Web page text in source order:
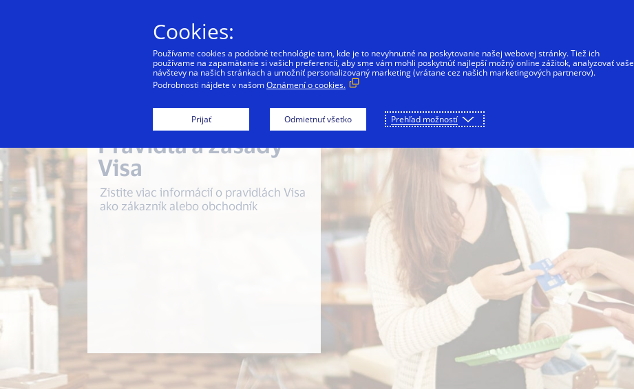
Individuálni klienti Firmy Fintech
Pravidlá a zásady
Visa
Zistite viac informácií o pravidlách Visa
ako zákazník alebo obchodník
Cookies:
Používame cookies a podobné technológie tam, kde je to nevyhnutné na poskytovanie našej webovej stránky. Tiež ich
používame na zapamätanie si vašich preferencií, aby sme vám mohli poskytnúť najlepší možný online zážitok, analyzovať vaše
návštevy na našich stránkach a umožniť personalizovaný marketing (vrátane cez našich marketingových partnerov).
Podrobnosti nájdete v našomOznámení o cookies.
Prijať Odmietnuť všetko Prehľad možností